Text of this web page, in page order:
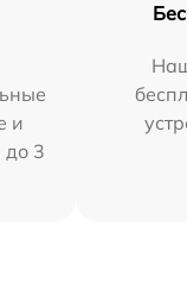
и
до 3